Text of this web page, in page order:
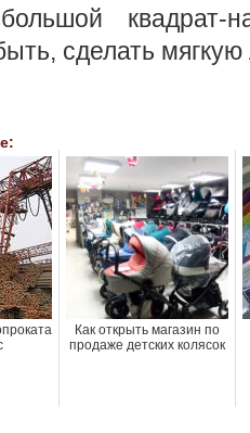
квадрат-
сделать мягкую
Как открыть магазин по
продаже детских колясок